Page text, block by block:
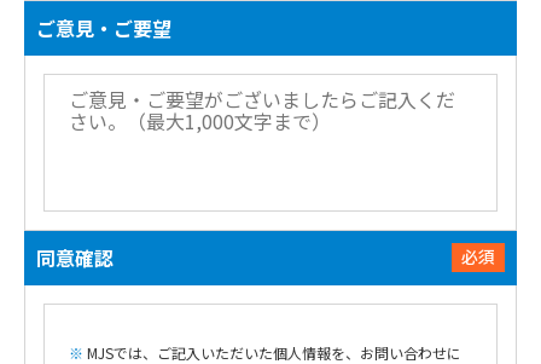
ご意見・ご要望
必須
同意確認
MJSでは、ご記入いただいた個人情報を、お問い合わせに